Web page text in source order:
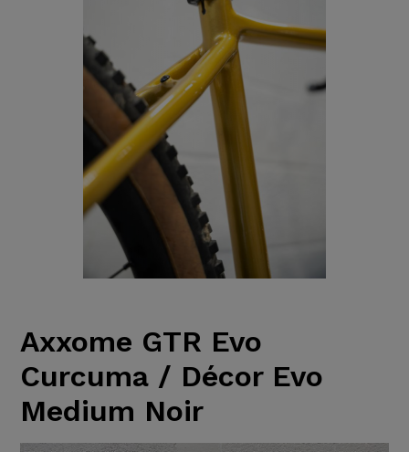
Axxome GTR Evo
Curcuma / Décor Evo
Medium Noir